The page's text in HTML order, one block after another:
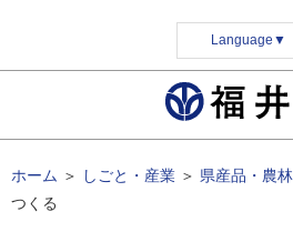
Language ▼
ホーム ＞ しごと・産業 ＞ 県産品・農
つくる